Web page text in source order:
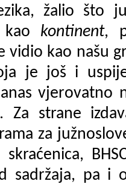
žalio što
kao kontinent,
vidio kao našu
je još i
vjerovatno
Za strane
za
sadržaja, pa i